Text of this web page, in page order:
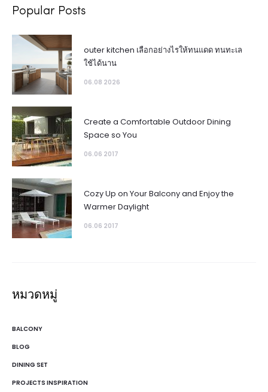
Popular Posts
outer kitchen เลือกอย่างไรให้ทนแดด ทนทะเล
ใช้ได้นาน
06.08 2026
Create a Comfortable Outdoor Dining
Space so You
06.06 2017
Cozy Up on Your Balcony and Enjoy the
Warmer Daylight
06.06 2017
หมวดหมู่
BALCONY
BLOG
DINING SET
PROJECTS INSPIRATION